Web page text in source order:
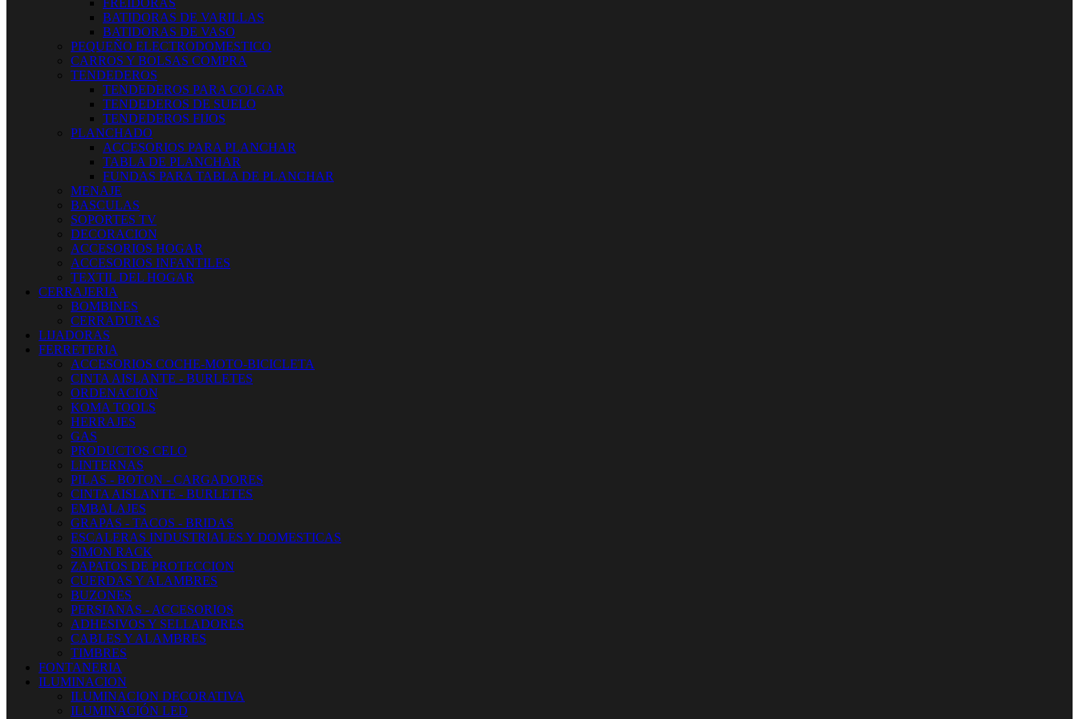
FREIDORAS
BATIDORAS DE VARILLAS
BATIDORAS DE VASO
PEQUEÑO ELECTRODOMESTICO
CARROS Y BOLSAS COMPRA
TENDEDEROS
TENDEDEROS PARA COLGAR
TENDEDEROS DE SUELO
TENDEDEROS FIJOS
PLANCHADO
ACCESORIOS PARA PLANCHAR
TABLA DE PLANCHAR
FUNDAS PARA TABLA DE PLANCHAR
MENAJE
BASCULAS
SOPORTES TV
DECORACION
ACCESORIOS HOGAR
ACCESORIOS INFANTILES
TEXTIL DEL HOGAR
CERRAJERIA
BOMBINES
CERRADURAS
LIJADORAS
FERRETERIA
ACCESORIOS COCHE-MOTO-BICICLETA
CINTA AISLANTE - BURLETES
ORDENACION
KOMA TOOLS
HERRAJES
GAS
PRODUCTOS CELO
LINTERNAS
PILAS - BOTON - CARGADORES
CINTA AISLANTE - BURLETES
EMBALAJES
GRAPAS - TACOS - BRIDAS
ESCALERAS INDUSTRIALES Y DOMESTICAS
SIMON RACK
ZAPATOS DE PROTECCION
CUERDAS Y ALAMBRES
BUZONES
PERSIANAS - ACCESORIOS
ADHESIVOS Y SELLADORES
CABLES Y ALAMBRES
TIMBRES
FONTANERIA
ILUMINACION
ILUMINACION DECORATIVA
ILUMINACIÓN LED